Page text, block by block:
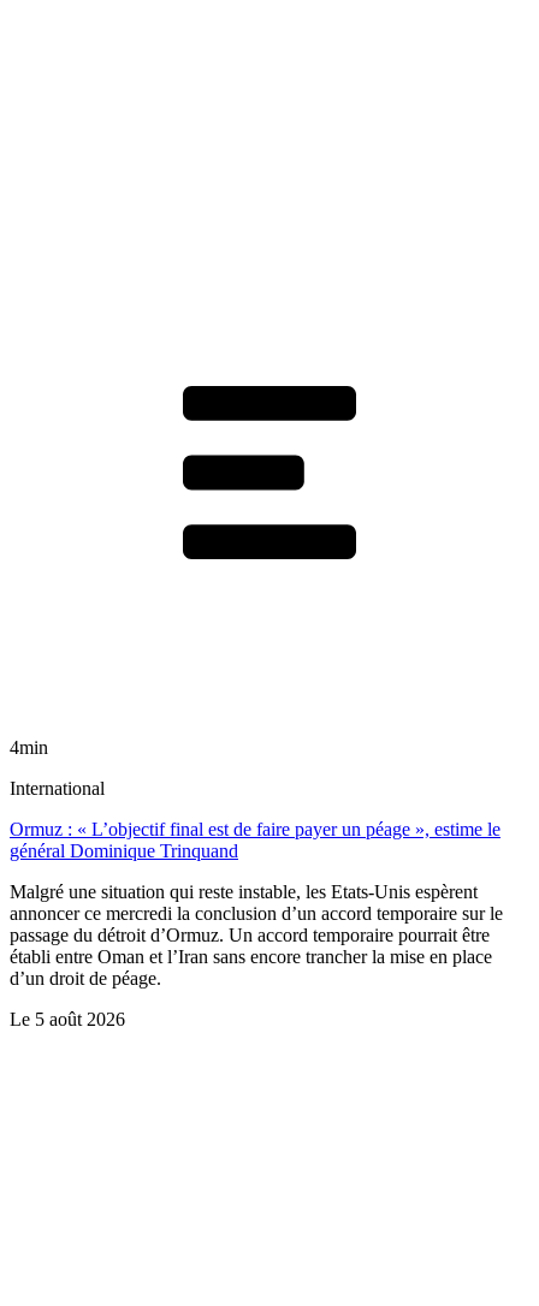
4min
International
Ormuz : « L’objectif final est de faire payer un péage », estime le
général Dominique Trinquand
Malgré une situation qui reste instable, les Etats-Unis espèrent
annoncer ce mercredi la conclusion d’un accord temporaire sur le
passage du détroit d’Ormuz. Un accord temporaire pourrait être
établi entre Oman et l’Iran sans encore trancher la mise en place
d’un droit de péage.
Le 5 août 2026